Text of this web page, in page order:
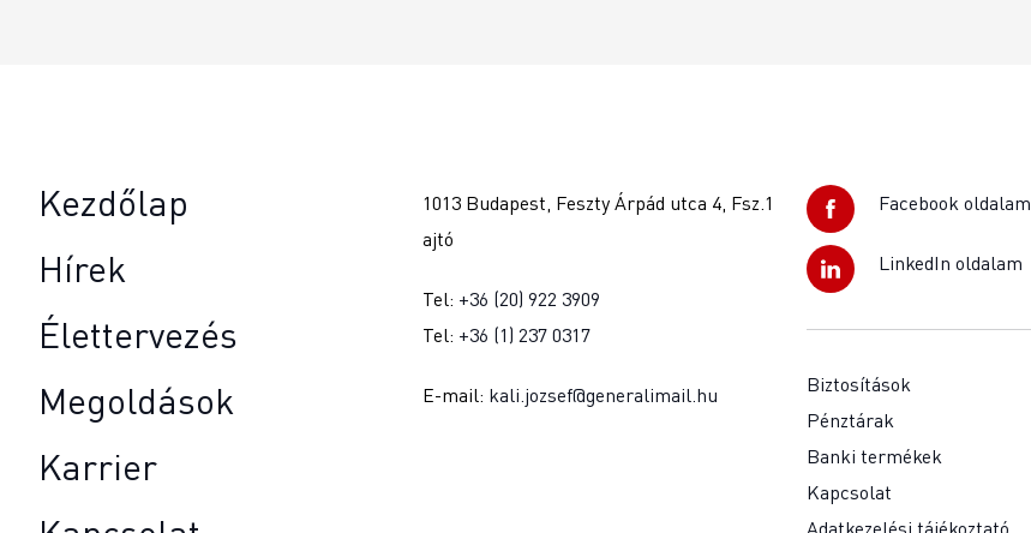
Kezdőlap
Hírek
Élettervezés
Megoldások
Karrier
1013 Budapest, Feszty Árpád utca 4, Fsz.1
ajtó
Tel: +36 (20) 922 3909
Tel: +36 (1) 237 0317
E-mail: kali.jozsef@generalimail.hu
Facebook oldalam
LinkedIn oldalam
Biztosítások
Pénztárak
Banki termékek
Kapcsolat
Adatkezelési tájékoztató